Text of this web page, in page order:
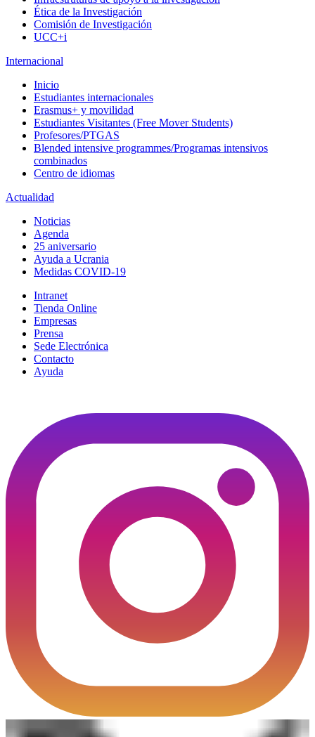
Ética de la Investigación
Comisión de Investigación
UCC+i
Internacional
Inicio
Estudiantes internacionales
Erasmus+ y movilidad
Estudiantes Visitantes (Free Mover Students)
Profesores/PTGAS
Blended intensive programmes/Programas intensivos
combinados
Centro de idiomas
Actualidad
Noticias
Agenda
25 aniversario
Ayuda a Ucrania
Medidas COVID-19
Intranet
Tienda Online
Empresas
Prensa
Sede Electrónica
Contacto
Ayuda